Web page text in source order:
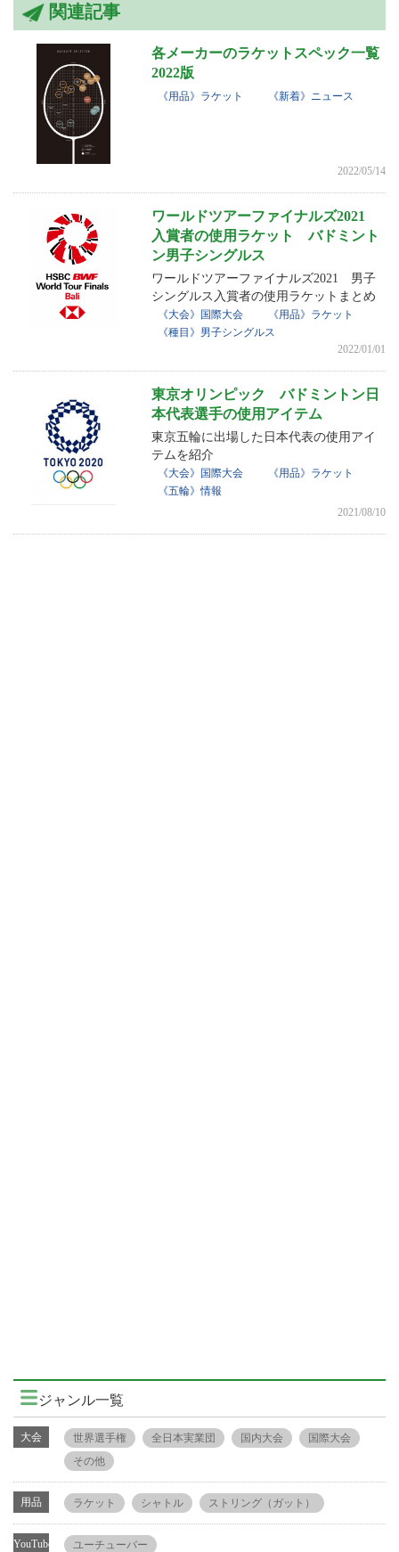
関連記事
各メーカーのラケットスペック一覧
2022版
《用品》ラケット 《新着》ニュース
2022/05/14
ワールドツアーファイナルズ2021
入賞者の使用ラケット バドミント
ン男子シングルス
ワールドツアーファイナルズ2021 男子
シングルス入賞者の使用ラケットまとめ
《大会》国際大会
《用品》ラケット
《種目》男子シングルス
2022/01/01
東京オリンピック バドミントン日
本代表選手の使用アイテム
東京五輪に出場した日本代表の使用アイ
テムを紹介
《大会》国際大会
《用品》ラケット
《五輪》情報
2021/08/10
ジャンル一覧
大会 世界選手権 全日本実業団 国内大会
国際大会
その他
用品 ラケット シャトル ストリング（ガット）
YouTube ユーチューバー